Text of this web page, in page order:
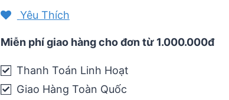
điện
SaltStick
(gói
10
Yêu Thích
Miễn phí giao hàng cho đơn từ 1.000.000đ
Thanh Toán Linh Hoạt
Giao Hàng Toàn Quốc